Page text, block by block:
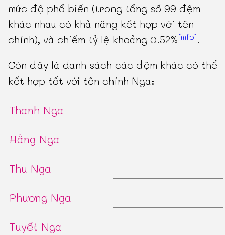
mức độ phổ biến (trong tổng số 99 đệm
khác nhau có khả năng kết hợp với tên
chính), và chiếm tỷ lệ khoảng 0.52%[mfp].
Còn đây là danh sách các đệm khác có thể
kết hợp tốt với tên chính Nga:
Thanh Nga
Hằng Nga
Thu Nga
Phương Nga
Tuyết Nga